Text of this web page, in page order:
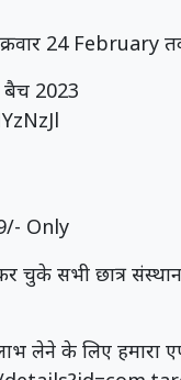
24 February
बैच 2023
Only
सभी छात्र
के लिए हमारा